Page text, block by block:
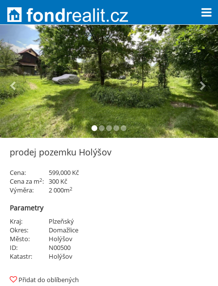
prodej pozemku Holýšov
Cena:
599,000 Kč
Cena za m2: 300 Kč
Výměra:
2 000m2
Parametry
Kraj:
Plzeňský
Okres:
Domažlice
Město:
Holýšov
ID:
N00500
Katastr:
Holýšov
Přidat do oblíbených